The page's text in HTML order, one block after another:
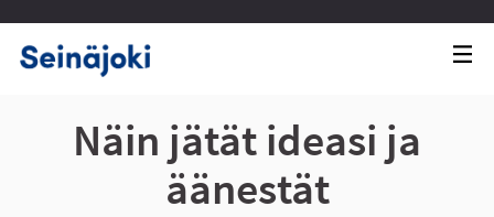
Näin jätät ideasi ja
äänestät